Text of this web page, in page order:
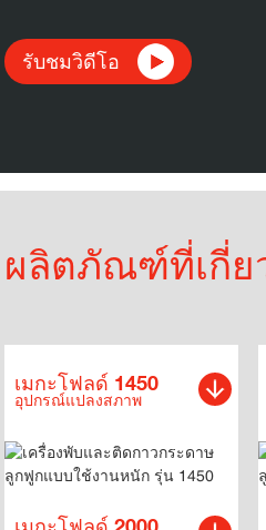
รับชมวิดีโอ
ผลิตภัณฑ์ที่เกี่ย
เมกะโฟลด์ 1450
อุปกรณ์แปลงสภาพ